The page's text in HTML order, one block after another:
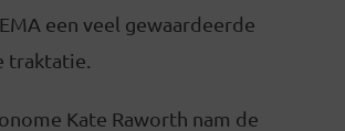
een veel gewaardeerde
traktatie.
Kate Raworth nam de